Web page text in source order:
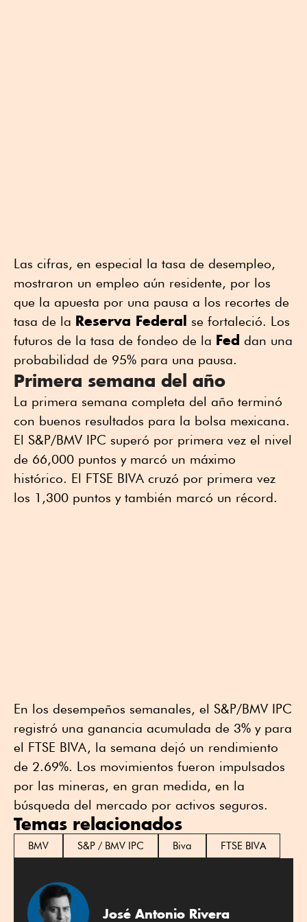
Las cifras, en especial la tasa de desempleo,
mostraron un empleo aún residente, por los
que la apuesta por una pausa a los recortes de
tasa de la Reserva Federal se fortaleció. Los
futuros de la tasa de fondeo de la Fed dan una
probabilidad de 95% para una pausa.
Primera semana del año
La primera semana completa del año terminó
con buenos resultados para la bolsa mexicana.
El S&P/BMV IPC superó por primera vez el nivel
de 66,000 puntos y marcó un máximo
histórico. El FTSE BIVA cruzó por primera vez
los 1,300 puntos y también marcó un récord.
En los desempeños semanales, el S&P/BMV IPC
registró una ganancia acumulada de 3% y para
el FTSE BIVA, la semana dejó un rendimiento
de 2.69%. Los movimientos fueron impulsados
por las mineras, en gran medida, en la
búsqueda del mercado por activos seguros.
Temas relacionados
BMV S&P / BMV IPC Biva FTSE BIVA
José Antonio Rivera